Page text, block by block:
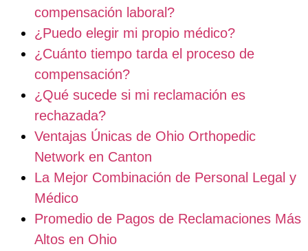
compensación laboral?
¿Puedo elegir mi propio médico?
¿Cuánto tiempo tarda el proceso de
compensación?
¿Qué sucede si mi reclamación es
rechazada?
Ventajas Únicas de Ohio Orthopedic
Network en Canton
La Mejor Combinación de Personal Legal y
Médico
Promedio de Pagos de Reclamaciones Más
Altos en Ohio